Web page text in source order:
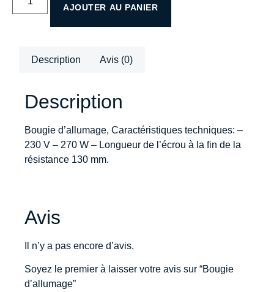
AJOUTER AU PANIER
Description Avis (0)
Description
Bougie d’allumage, Caractéristiques techniques: –
230 V – 270 W – Longueur de l’écrou à la fin de la
résistance 130 mm.
Avis
Il n’y a pas encore d’avis.
Soyez le premier à laisser votre avis sur “Bougie
d’allumage”